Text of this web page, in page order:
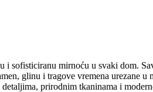
sofisticiranu mirnoću u svaki dom.
glinu i tragove vremena urezane
prirodnim tkaninama i